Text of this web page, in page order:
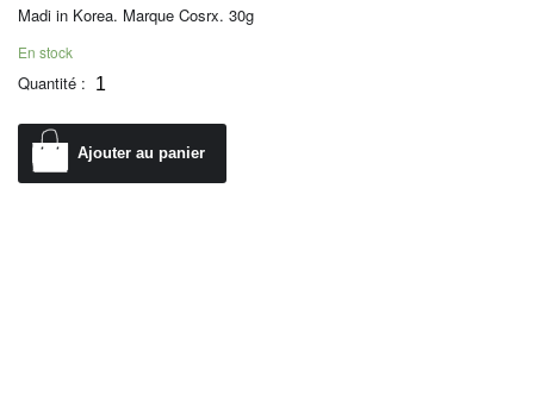
Madi in Korea. Marque Cosrx. 30g
En stock
Quantité :
Ajouter au panier